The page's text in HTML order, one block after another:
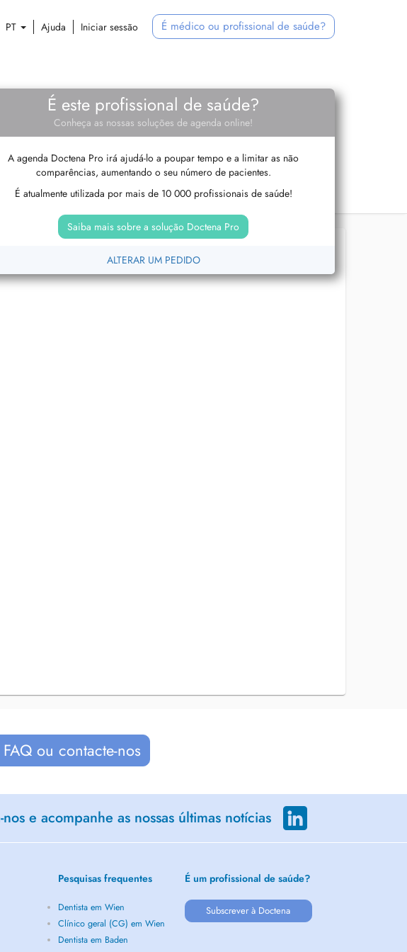
PT Ajuda Iniciar sessão É médico ou profissional de saúde?
É este profissional de saúde?
Conheça as nossas soluções de agenda online!
A agenda Doctena Pro irá ajudá-lo a poupar tempo e a limitar as não
comparências, aumentando o seu número de pacientes.
É atualmente utilizada por mais de 10 000 profissionais de saúde!
Saiba mais sobre a solução Doctena Pro
ALTERAR UM PEDIDO
ou contacte-nos
nos e acompanhe as nossas últimas notícias
Pesquisas frequentes
Dentista em Wien
Clínico geral (CG) em Wien
Dentista em Baden
É um profissional de saúde?
Subscrever à Doctena